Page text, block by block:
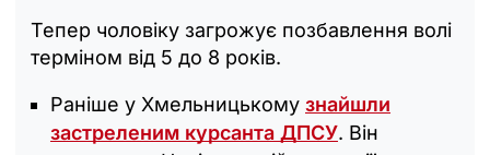
Тепер чоловіку загрожує позбавлення волі
терміном від 5 до 8 років.
Раніше у Хмельницькому знайшли
застреленим курсанта ДПСУ. Він